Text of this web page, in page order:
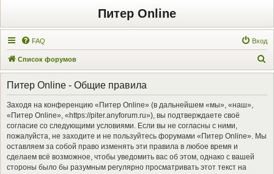
Питер Online
FAQ Вход
Список форумов
о
Питер Online - Общие правила
Заходя на конференцию «Питер Online» (в дальнейшем «мы», «наш»,
«Питер Online», «https://piter.anyforum.ru»), вы подтверждаете своё
согласие со следующими условиями. Если вы не согласны с ними,
пожалуйста, не заходите и не пользуйтесь форумами «Питер Online». Мы
оставляем за собой право изменять эти правила в любое время и
сделаем всё возможное, чтобы уведомить вас об этом, однако с вашей
стороны было бы разумным регулярно просматривать этот текст на